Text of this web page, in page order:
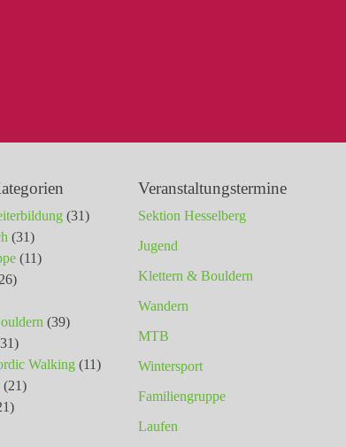
(31)
(31)
(11)
(39)
Walking(11)
(21)
Veranstaltungstermine
Sektion Hesselberg
Jugend
Klettern & Bouldern
Wandern
MTB
Wintersport
Familiengruppe
Laufen